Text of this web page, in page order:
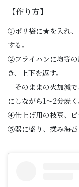
【作り方】
①ポリ袋に★を入れ、
する。
②フライパンに均等
き、上下を返す。
そのままの火加減で
にしながら1〜2分焼く
④仕上げ用の枝豆、ピ
⑤器に盛り、揉み海苔